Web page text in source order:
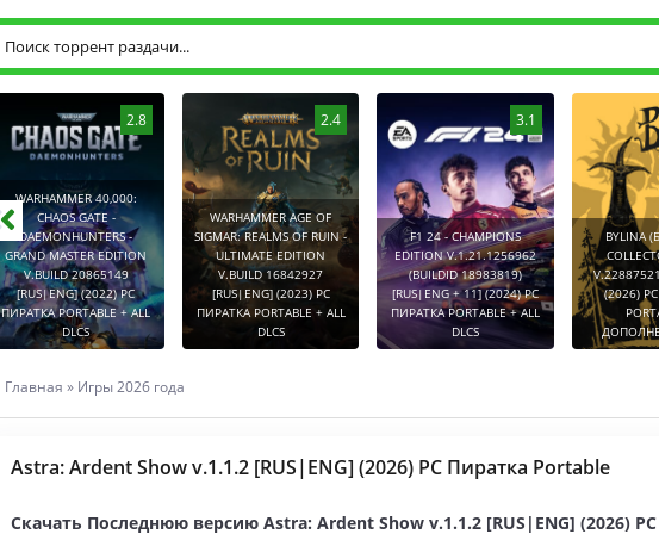
2.8
WARHAMMER 40,000:
CHAOS GATE -
DAEMONHUNTERS -
GRAND MASTER EDITION
V.BUILD 20865149
[RUS|ENG] (2022) PC
ПИРАТКА PORTABLE + ALL
DLCS
2.4
WARHAMMER AGE OF
SIGMAR: REALMS OF RUIN -
ULTIMATE EDITION
V.BUILD 16842927
[RUS|ENG] (2023) PC
ПИРАТКА PORTABLE + ALL
DLCS
3.1
F1 24 - CHAMPIONS
EDITION V.1.21.1256962
(BUILDID 18983819)
[RUS|ENG + 11] (2024) PC
ПИРАТКА PORTABLE + ALL
DLCS
BYLINA
(2026)
Главная » Игры 2026 года
Astra: Ardent Show v.1.1.2 [RUS|ENG] (2026) PC Пиратка Portable
Скачать Последнюю версию Astra: Ardent Show v.1.1.2 [RUS|ENG] (2026)